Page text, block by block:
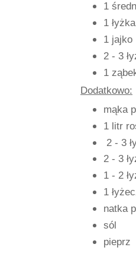
1
1
1 jajko
2 - 3
1
Dodatkowo:
mąka
1 litr
2 - 3
2 - 3
1 - 2
1
natka
sól
pieprz